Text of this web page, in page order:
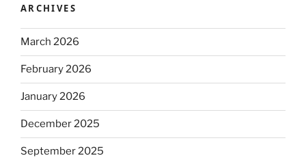
ARCHIVES
March 2026
February 2026
January 2026
December 2025
September 2025